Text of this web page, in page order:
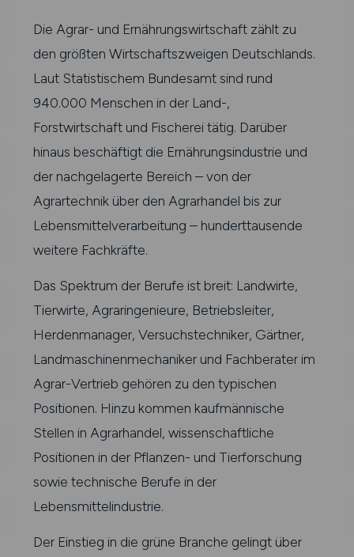
Die Agrar- und Ernährungswirtschaft zählt zu
den größten Wirtschaftszweigen Deutschlands.
Laut Statistischem Bundesamt sind rund
940.000 Menschen in der Land-,
Forstwirtschaft und Fischerei tätig. Darüber
hinaus beschäftigt die Ernährungsindustrie und
der nachgelagerte Bereich – von der
Agrartechnik über den Agrarhandel bis zur
Lebensmittelverarbeitung – hunderttausende
weitere Fachkräfte.
Das Spektrum der Berufe ist breit: Landwirte,
Tierwirte, Agraringenieure, Betriebsleiter,
Herdenmanager, Versuchstechniker, Gärtner,
Landmaschinenmechaniker und Fachberater im
Agrar-Vertrieb gehören zu den typischen
Positionen. Hinzu kommen kaufmännische
Stellen in Agrarhandel, wissenschaftliche
Positionen in der Pflanzen- und Tierforschung
sowie technische Berufe in der
Lebensmittelindustrie.
Der Einstieg in die grüne Branche gelingt über